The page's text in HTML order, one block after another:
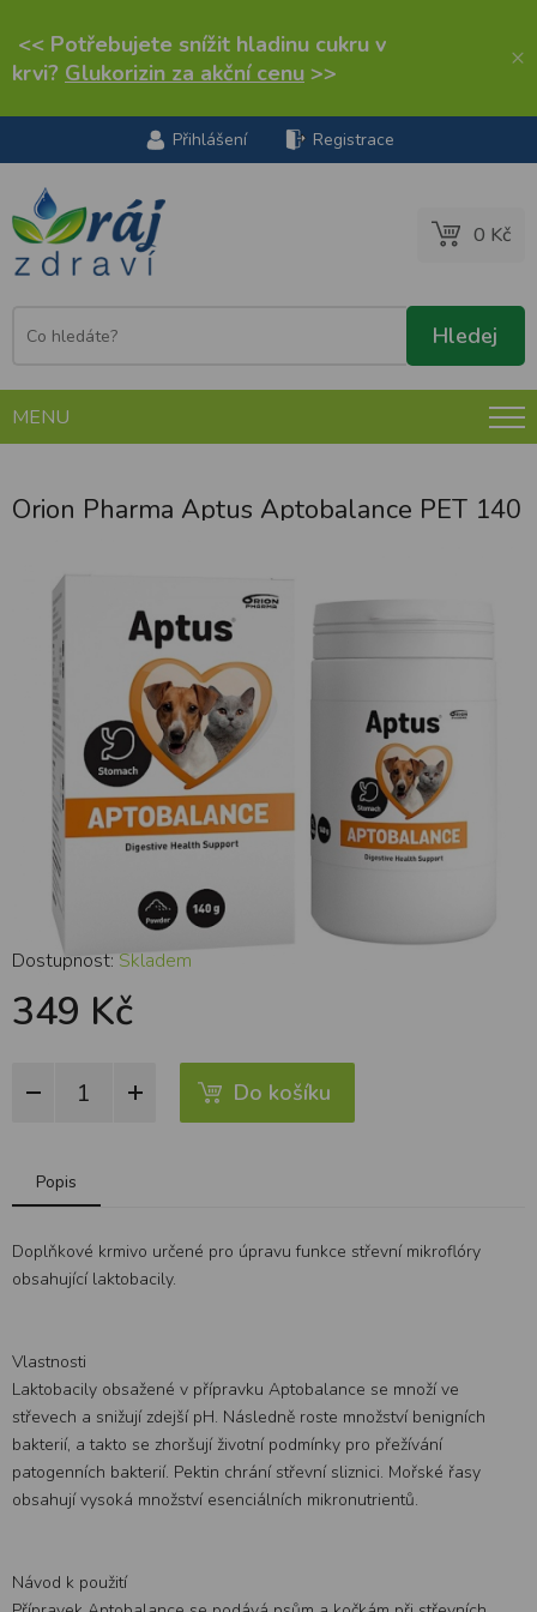
<< Potřebujete snížit hladinu cukru v
krvi? Glukorizin za akční cenu >> ×
Přihlášení Registrace
0 Kč
MENU
Orion Pharma Aptus Aptobalance PET 140
Dostupnost: Skladem
349 Kč
Do košíku
Popis
Doplňkové krmivo určené pro úpravu funkce střevní mikroflóry
obsahující laktobacily.
Vlastnosti
Laktobacily obsažené v přípravku Aptobalance se množí ve
střevech a snižují zdejší pH. Následně roste množství benigních
bakterií, a takto se zhoršují životní podmínky pro přežívání
patogenních bakterií. Pektin chrání střevní sliznici. Mořské řasy
obsahují vysoká množství esenciálních mikronutrientů.
Návod k použití